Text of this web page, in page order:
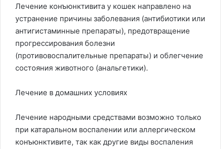
Лечение конъюнктивита у кошек направлено на
устранение причины заболевания (антибиотики или
антигистаминные препараты), предотвращение
прогрессирования болезни
(противовоспалительные препараты) и облегчение
состояния животного (анальгетики).
Лечение в домашних условиях
Лечение народными средствами возможно только
при катаральном воспалении или аллергическом
конъюнктивите, так как другие виды воспаления